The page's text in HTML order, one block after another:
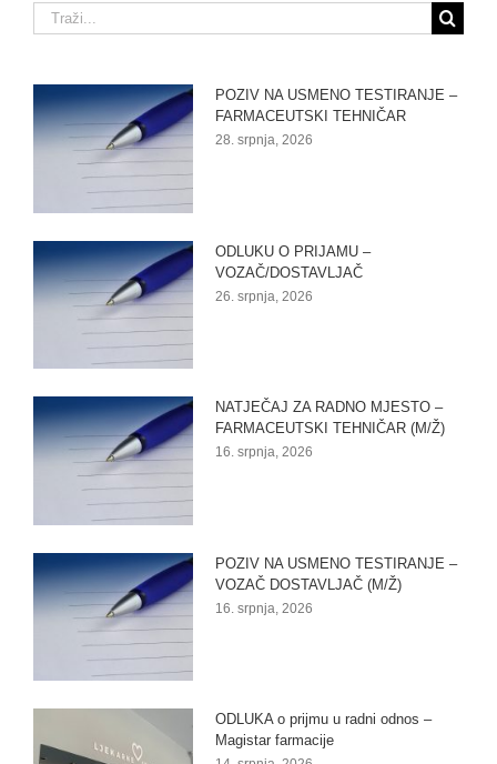
Traži...
POZIV NA USMENO TESTIRANJE –
FARMACEUTSKI TEHNIČAR
28. srpnja, 2026
ODLUKU O PRIJAMU –
VOZAČ/DOSTAVLJAČ
26. srpnja, 2026
NATJEČAJ ZA RADNO MJESTO –
FARMACEUTSKI TEHNIČAR (M/Ž)
16. srpnja, 2026
POZIV NA USMENO TESTIRANJE –
VOZAČ DOSTAVLJAČ (M/Ž)
16. srpnja, 2026
ODLUKA o prijmu u radni odnos –
Magistar farmacije